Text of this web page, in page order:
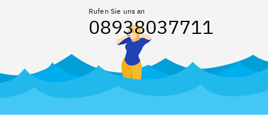
Rufen Sie uns an
08938037711